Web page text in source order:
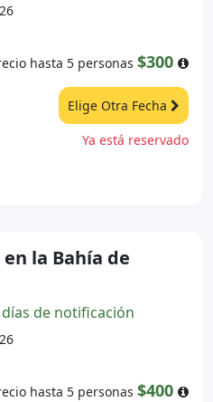
hasta 5 personas $300
Elige Otra Fecha
Ya está reservado
la Bahía de
de notificación
hasta 5 personas $400